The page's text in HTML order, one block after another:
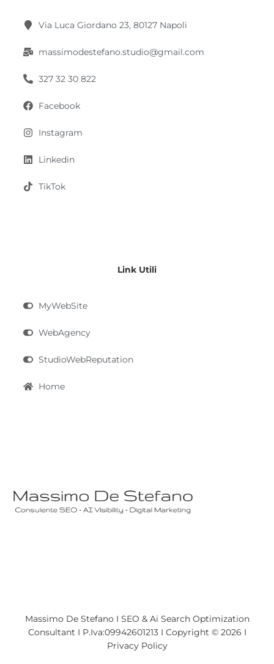
Link Utili
MyWebSite
WebAgency
StudioWebReputation
Home
Via Luca Giordano 23, 80127 Napoli
massimodestefano.studio@gmail.com
327 32 30 822
Facebook
Instagram
Linkedin
TikTok
Massimo De Stefano I SEO & Ai Search Optimization
Consultant I P.Iva:09942601213 I Copyright © 2026 I
Privacy Policy